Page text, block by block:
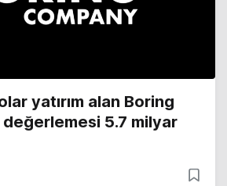
yatırım alan Boring
5.7 milyar